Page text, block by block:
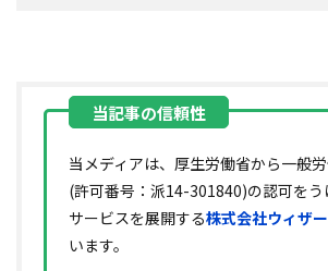
当メディアは、厚生労働省から一般
(許可番号：派14-301840)の認可をう
サービスを展開する株式会社ウィザ
います。